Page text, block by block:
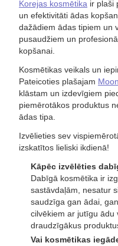
Korejas kosmētika ir plaši
un efektivitāti ādas
dažādiem ādas tipiem un
pusaudžiem un
kopšanai.
Kosmētikas veikals un
Pateicoties plašajam
klāstam un izdevīgiem
piemērotākos produktus
ādas tipa.
Izvēlieties sev
izskatītos lieliski ikdienā!
Kāpēc izvēlēties
Dabīgā kosmētika ir
sastāvdaļām, nesatur
saudzīga gan ādai,
cilvēkiem ar jutīgu ādu
draudzīgākus
Vai kosmētikas